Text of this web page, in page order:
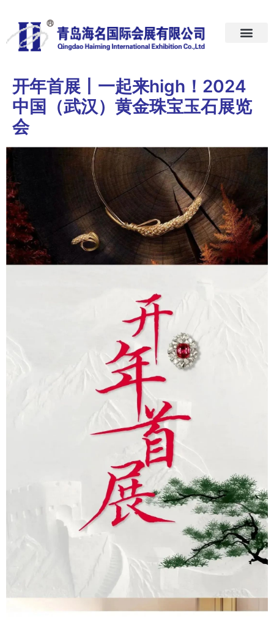
开年首展丨一起来high！2024
中国（武汉）黄金珠宝玉石展览
会